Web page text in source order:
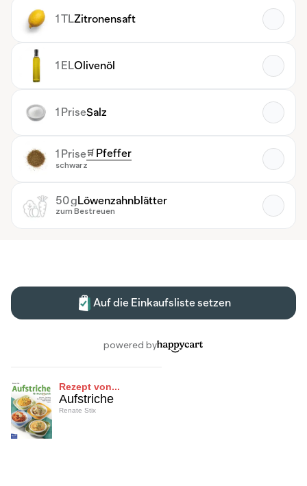
Rezept von...
Aufstriche
Renate Stix